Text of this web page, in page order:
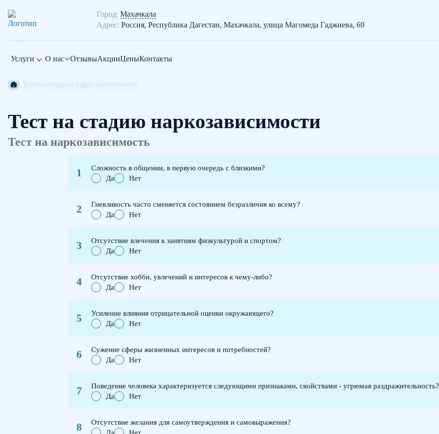
Город: Махачкала
Адрес: Россия, Республика Дагестан, Махачкала, улица Магомеда Гаджиева, 69
Услуги О нас ОтзывыАкцииЦеныКонтакты
Тест на стадию наркозависимости
Тест на наркозависимость
Сложность в общении, в первую очередь с близкими?
Да
Нет
Гневливость часто сменяется состоянием безразличия ко всему?
Да
Нет
Отсутствие влечения к занятиям физкультурой и спортом?
Да
Нет
Отсутствие хобби, увлечений и интересов к чему-либо?
Да
Нет
Усиление влияния отрицательной оценки окружающего?
Да
Нет
Сужение сферы жизненных интересов и потребностей?
Да
Нет
Поведение человека характеризуется следующими признаками, свойствами - угрюмая раздражительность?
Да
Нет
Отсутствие желания для самоутверждения и самовыражения?
Да
Нет